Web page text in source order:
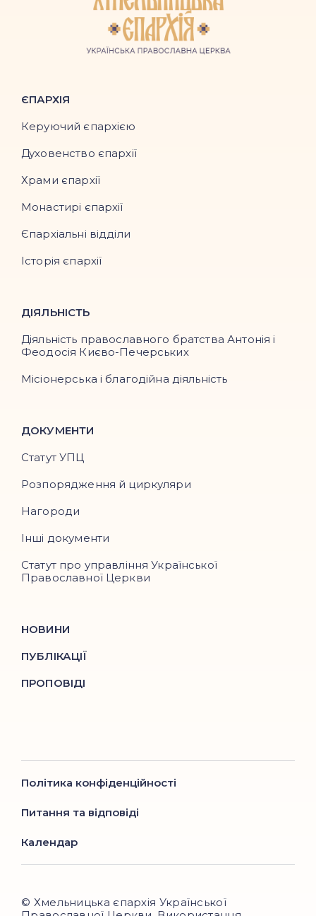
ЄПАРХІЯ
Керуючий єпархією
Духовенство єпархії
Храми єпархії
Монастирі єпархії
Єпархіальні відділи
Історія єпархії
ДІЯЛЬНІСТЬ
Діяльність православного братства Антонія і
Феодосія Києво-Печерських
Місіонерська і благодійна діяльність
ДОКУМЕНТИ
Статут УПЦ
Розпорядження й циркуляри
Нагороди
Інші документи
Статут про управління Української
Православної Церкви
НОВИНИ
ПУБЛІКАЦІЇ
ПРОПОВІДІ
Політика конфіденційності
Питання та відповіді
Календар
© Хмельницька єпархія Української